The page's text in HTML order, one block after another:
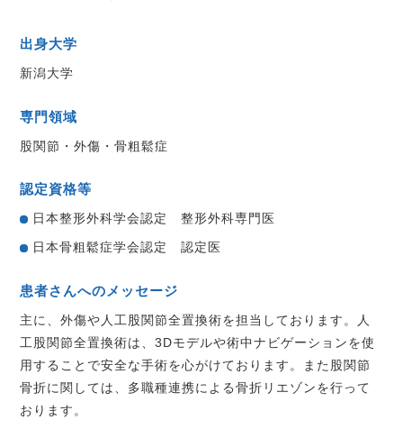
出身大学
新潟大学
専門領域
股関節・外傷・骨粗鬆症
認定資格等
日本整形外科学会認定 整形外科専門医
日本骨粗鬆症学会認定 認定医
患者さんへのメッセージ
主に、外傷や人工股関節全置換術を担当しております。人
工股関節全置換術は、3Dモデルや術中ナビゲーションを使
用することで安全な手術を心がけております。また股関節
骨折に関しては、多職種連携による骨折リエゾンを行って
おります。